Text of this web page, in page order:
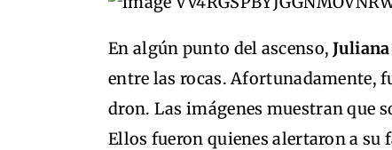
En algún punto del ascenso,
entre las rocas. Afortunadamente,
dron. Las imágenes muestran que
Ellos fueron quienes alertaron a